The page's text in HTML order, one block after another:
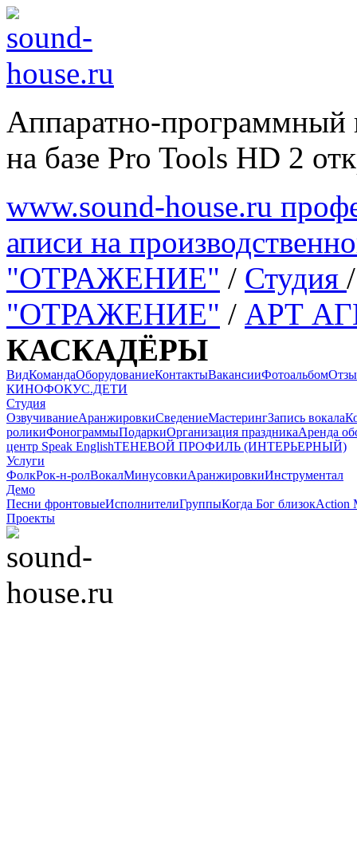
Аппаратно-программный
на базе Pro Tools HD 2
www.sound-house.ru
аписи на
"ОТРАЖЕНИЕ" / Студия
"ОТРАЖЕНИЕ" / АРТ
КАСКАДЁРЫ
ВидКомандаОборудованиеКонтактыВакансииФотоальбом
КИНОФОКУС.ДЕТИ
Студия
ОзвучиваниеАранжировкиСведениеМастерингЗапись вокала
роликиФонограммыПодаркиОрганизация праздникаАренда
центр Speak EnglishТЕНЕВОЙ ПРОФИЛЬ (ИНТЕРЬЕРНЫЙ)
Услуги
ФолкРок-н-ролВокалМинусовкиАранжировкиИнструментал
Демо
Песни фронтовыеИсполнителиГруппыКогда Бог близокAction
Проекты